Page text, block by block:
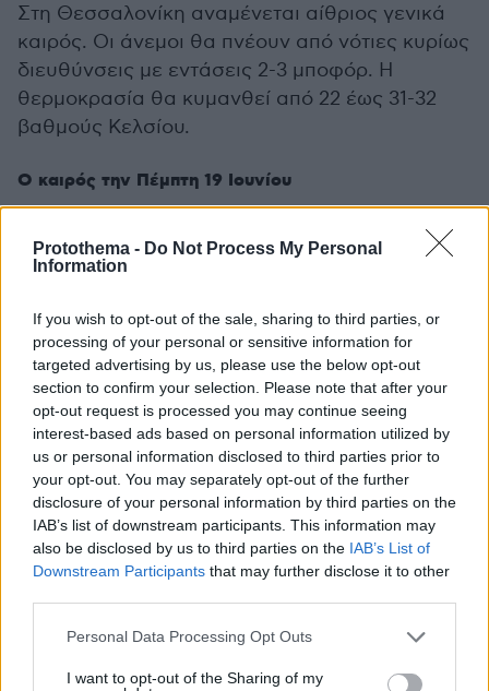
Protothema - Do Not Process My Personal
Information
If you wish to opt-out of the sale, sharing to third parties, or
processing of your personal or sensitive information for
targeted advertising by us, please use the below opt-out
section to confirm your selection. Please note that after your
opt-out request is processed you may continue seeing
interest-based ads based on personal information utilized by
us or personal information disclosed to third parties prior to
your opt-out. You may separately opt-out of the further
disclosure of your personal information by third parties on the
IAB’s list of downstream participants. This information may
also be disclosed by us to third parties on the IAB’s List of
Downstream Participants that may further disclose it to other
Please note that this website/app uses one or more Google
not limited to your visit or usage behaviour. You may click to
Personal Data Processing Opt Outs
I want to opt-out of the Sharing of my
Στη Θεσσαλονίκη αναμένεται αίθριος γενικά
καιρός. Οι άνεμοι θα πνέουν από νότιες κυρίως
διευθύνσεις με εντάσεις 2-3 μποφόρ. Η
θερμοκρασία θα κυμανθεί από 22 έως 31-32
βαθμούς Κελσίου.
Ο καιρός την Πέμπτη 19 Ιουνίου
τις μεσημβρινές - απογευματινές ώρες στα
ηπειρωτικά και τοπικούς όμβρους στα βόρεια
ορεινά.
Οι άνεμοι στα δυτικά θα είναι βορειοδυτικοί
ασθενείς και το μεσημέρι-απόγευμα δυτικοί
βορειοδυτικοί 3 με 4 μποφόρ. Στα ανατολικά
θα πνέουν από βόρειες διευθύνσεις 3 με 5 και
στο Αιγαίο τοπικά έως 6 μποφόρ.
Η θερμοκρασία δεν θα σημειώσει αξιόλογη
μεταβολή και θα φτάσει στα ηπειρωτικά τους
τμήματα των Δωδεκανήσων και τη νότια Κρήτη
τους 33 με 34 βαθμούς Κελσίου.